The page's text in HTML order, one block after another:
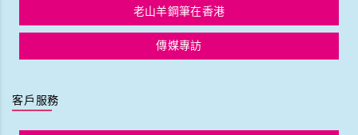
老山羊鋼筆在香港
傳媒專訪
客戶服務